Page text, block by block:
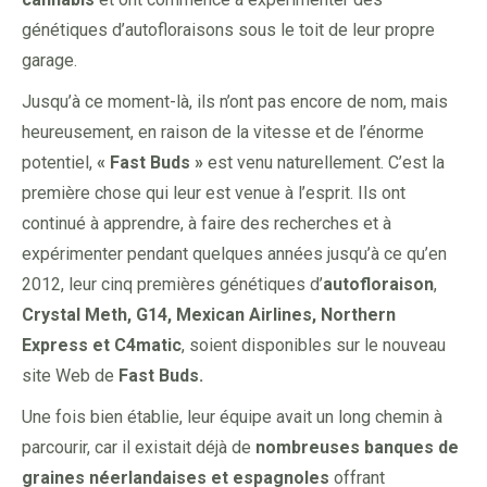
génétiques d’autofloraisons sous le toit de leur propre
garage.
Jusqu’à ce moment-là, ils n’ont pas encore de nom, mais
heureusement, en raison de la vitesse et de l’énorme
potentiel, « Fast Buds » est venu naturellement. C’est la
première chose qui leur est venue à l’esprit. Ils ont
continué à apprendre, à faire des recherches et à
expérimenter pendant quelques années jusqu’à ce qu’en
2012, leur cinq premières génétiques d’autofloraison,
Crystal Meth, G14, Mexican Airlines, Northern
Express et C4matic, soient disponibles sur le nouveau
site Web de Fast Buds.
Une fois bien établie, leur équipe avait un long chemin à
parcourir, car il existait déjà de nombreuses banques de
graines néerlandaises et espagnoles offrant